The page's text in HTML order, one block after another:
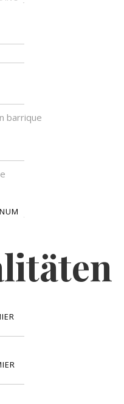
barrique